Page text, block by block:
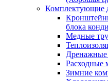
Комплектующие
блока
Медные
Дренажные
Расходные
Зимние